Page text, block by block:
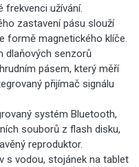
frekvenci užívání.
zastavení pásu slouží
formě magnetického klíče.
dlaňových senzorů
pásem, který měří
přijímač signálu
systém Bluetooth,
souborů z flash disku,
reproduktor.
s vodou, stojánek na tablet